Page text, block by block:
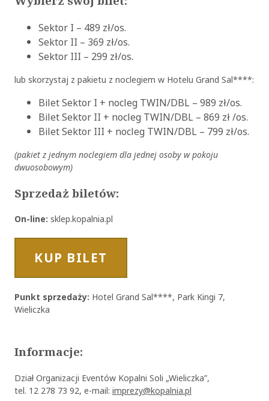
Sektor I – 489 zł/os.
Sektor II – 369 zł/os.
Sektor III – 299 zł/os.
lub skorzystaj z pakietu z noclegiem w Hotelu Grand Sal****:
Bilet Sektor I + nocleg TWIN/DBL – 989 zł/os.
Bilet Sektor II + nocleg TWIN/DBL – 869 zł /os.
Bilet Sektor III + nocleg TWIN/DBL – 799 zł/os.
(pakiet z jednym noclegiem dla jednej osoby w pokoju
dwuosobowym)
Sprzedaż biletów:
On-line: sklep.kopalnia.pl
KUP BILET
Punkt sprzedaży: Hotel Grand Sal****, Park Kingi 7,
Wieliczka
Informacje:
Dział Organizacji Eventów Kopalni Soli „Wieliczka”,
tel. 12 278 73 92, e-mail: imprezy@kopalnia.pl